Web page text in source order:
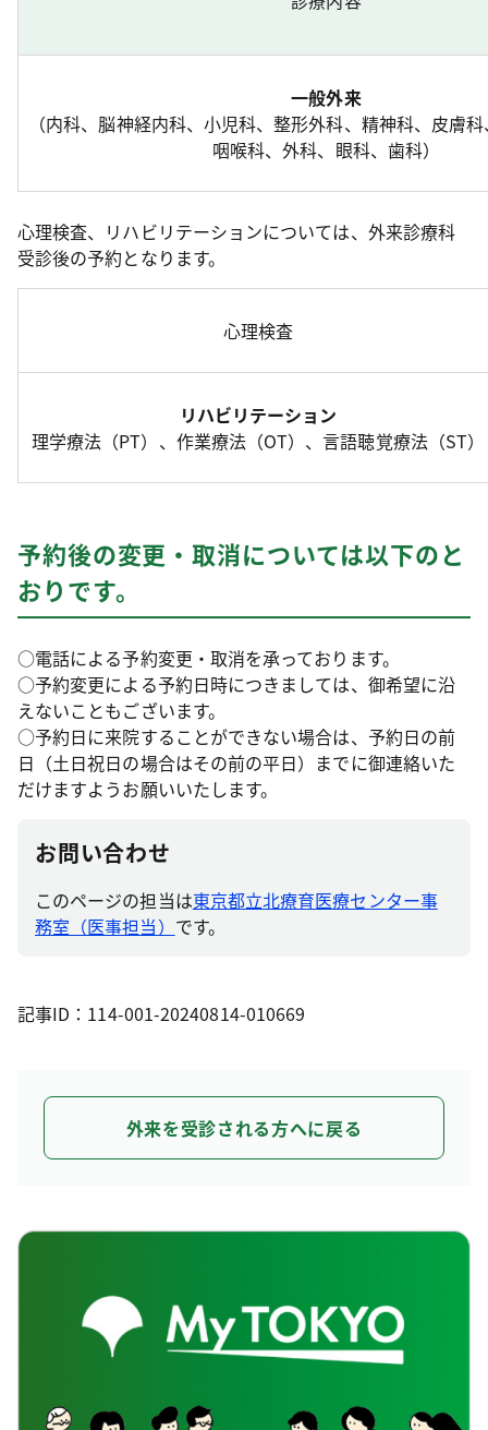
一般外来
（内科、脳神経内科、小児科、整形外科、精神科、皮膚
咽喉科、外科、眼科、歯科）
心理検査、リハビリテーションについては、外来診療科
受診後の予約となります。
心理検査
リハビリテーション
理学療法（PT）、作業療法（OT）、言語聴覚療法（ST）
予約後の変更・取消については以下のと
おりです。
○電話による予約変更・取消を承っております。
○予約変更による予約日時につきましては、御希望に沿
えないこともございます。
○予約日に来院することができない場合は、予約日の前
日（土日祝日の場合はその前の平日）までに御連絡いた
だけますようお願いいたします。
お問い合わせ
このページの担当は東京都立北療育医療センター事
務室（医事担当） です。
記事ID：114-001-20240814-010669
外来を受診される方へに戻る